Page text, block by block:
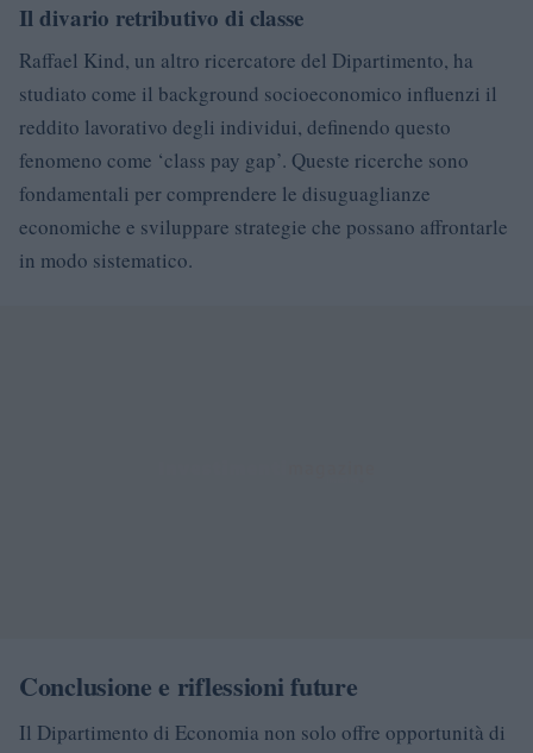
Il divario retributivo di classe
Raffael Kind, un altro ricercatore del Dipartimento, ha
studiato come il background socioeconomico influenzi il
reddito lavorativo degli individui, definendo questo
fenomeno come ‘class pay gap’. Queste ricerche sono
fondamentali per comprendere le disuguaglianze
economiche e sviluppare strategie che possano affrontarle
in modo sistematico.
Conclusione e riflessioni future
Il Dipartimento di Economia non solo offre opportunità di